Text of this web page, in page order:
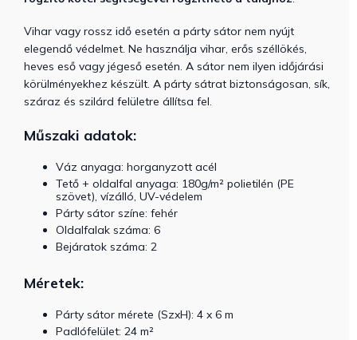
Vihar vagy rossz idő esetén a párty sátor nem nyújt
elegendő védelmet. Ne használja vihar, erős széllökés,
heves eső vagy jégeső esetén. A sátor nem ilyen időjárási
körülményekhez készült. A párty sátrat biztonságosan, sík,
száraz és szilárd felületre állítsa fel.
Műszaki adatok:
Váz anyaga: horganyzott acél
Tető + oldalfal anyaga: 180g/m² polietilén (PE
szövet), vízálló, UV-védelem
Párty sátor színe: fehér
Oldalfalak száma: 6
Bejáratok száma: 2
Méretek:
Párty sátor mérete (SzxH): 4 x 6 m
Padlófelület: 24 m²